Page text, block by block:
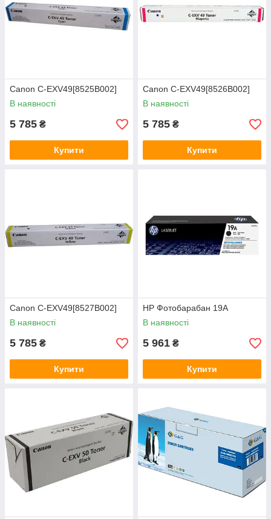
Canon C-EXV49[8525B002]
В наявності
5 785 ₴
Купити
Canon C-EXV49[8526B002]
В наявності
5 785 ₴
Купити
Canon C-EXV49[8527B002]
В наявності
5 785 ₴
Купити
HP Фотобарабан 19A
В наявності
5 961 ₴
Купити